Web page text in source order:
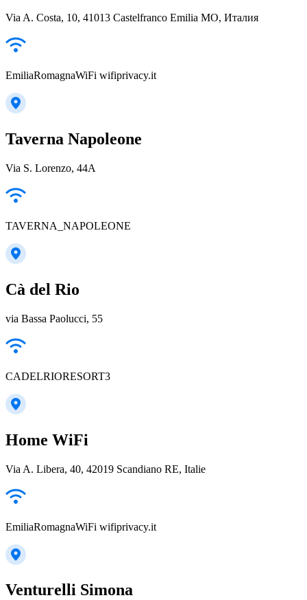
Via A. Costa, 10, 41013 Castelfranco Emilia MO, Италия
EmiliaRomagnaWiFi wifiprivacy.it
Taverna Napoleone
Via S. Lorenzo, 44A
TAVERNA_NAPOLEONE
Cà del Rio
via Bassa Paolucci, 55
CADELRIORESORT3
Home WiFi
Via A. Libera, 40, 42019 Scandiano RE, Italie
EmiliaRomagnaWiFi wifiprivacy.it
Venturelli Simona